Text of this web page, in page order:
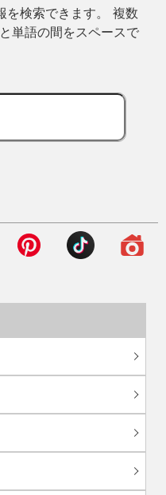
を検索できます。 複数
単語の間をスペースで